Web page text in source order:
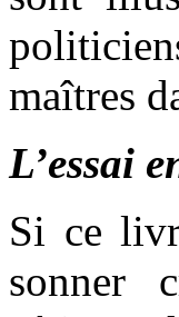
maîtres
L’essai
Si ce
sonner